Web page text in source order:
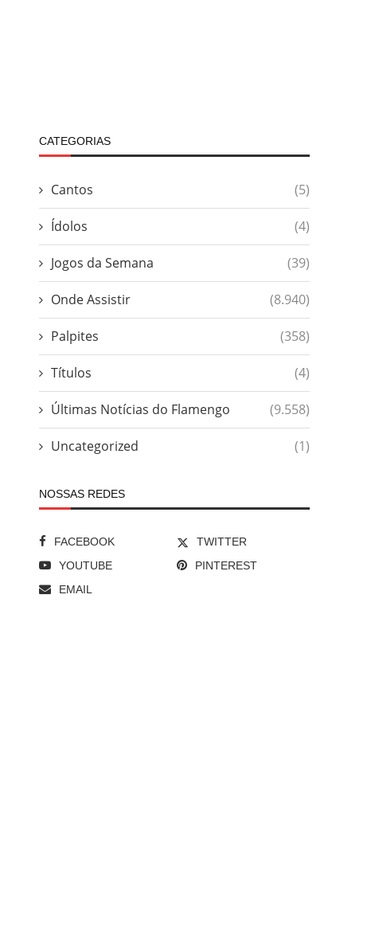
CATEGORIAS
Cantos (5)
Ídolos (4)
Jogos da Semana (39)
Onde Assistir (8.940)
Palpites (358)
Títulos (4)
Últimas Notícias do Flamengo (9.558)
Uncategorized (1)
NOSSAS REDES
FACEBOOK
TWITTER
YOUTUBE
PINTEREST
EMAIL